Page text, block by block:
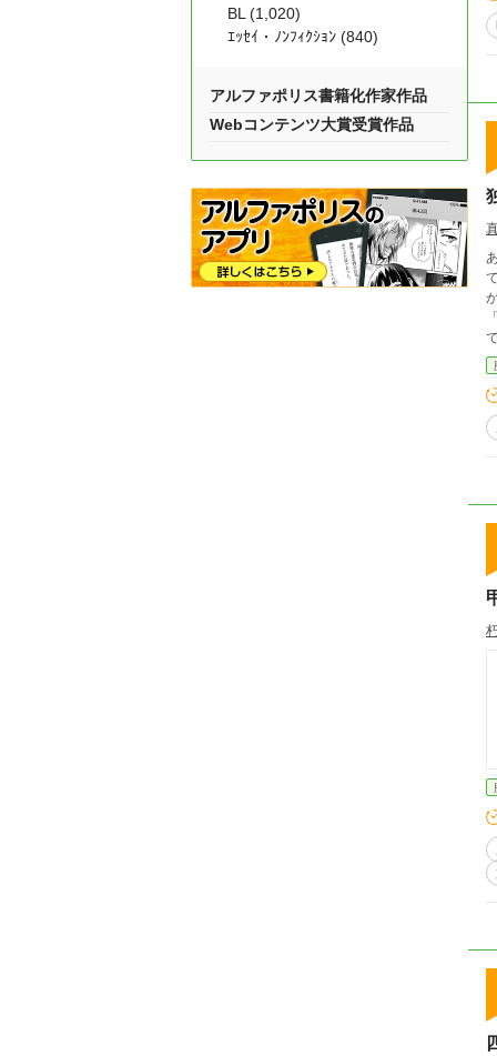
あらすじ 慶長五年
て。 奥州の伊達政宗。 彼は地図を眺
が天
「
で、 独眼竜は笑いながら江戸へ向かっ
頭
伊達か
薬でござ
ている
考えて
BL (1,020)
ｴｯｾｲ・ﾉﾝﾌｨｸｼｮﾝ (840)
アルファポリス書籍化作家作品
Webコンテンツ大賞受賞作品